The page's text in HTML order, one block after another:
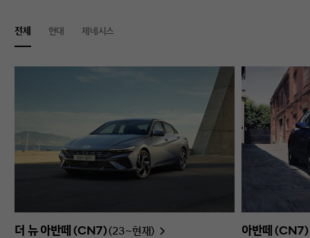
전체 현대 제네시스
더 뉴 아반떼 (CN7)(23~현재) 아반떼 (CN7)